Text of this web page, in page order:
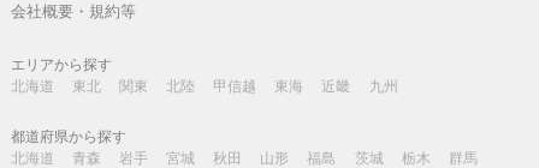
会社概要・規約等
エリアから探す
北海道
東北 関東 北陸 甲信越 東海 近畿 九州
都道府県から探す
北海道
青森 岩手 宮城 秋田 山形 福島 茨城 栃木
群馬